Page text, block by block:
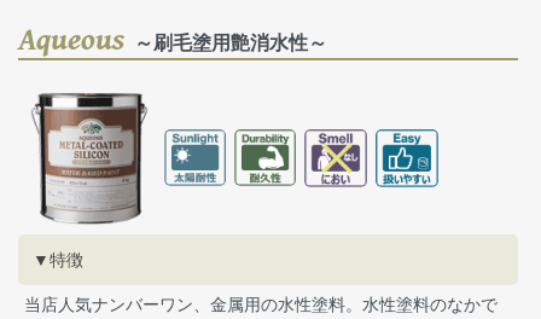
Aqueous ～刷毛塗用艶消水性～
▼特徴
当店人気ナンバーワン、金属用の水性塗料。水性塗料のなかで